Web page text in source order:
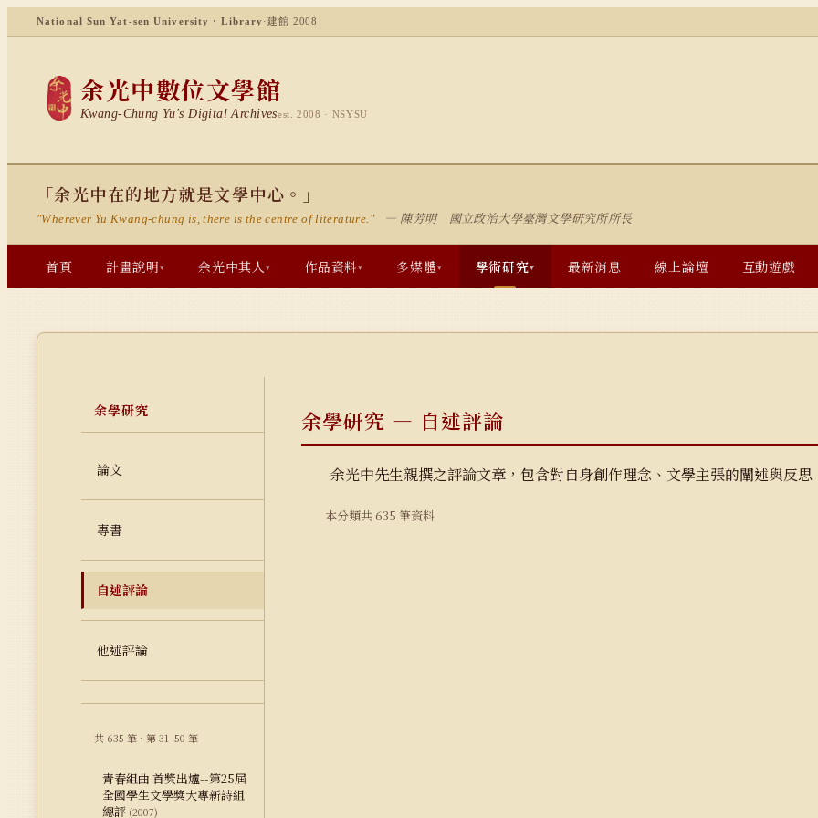
National Sun Yat-sen University · Library ·建館 2008
余光中數位文學館
Kwang-Chung Yu's Digital Archivesest. 2008 · NSYSU
「余光中在的地方就是文學中心。」
"Wherever Yu Kwang-chung is, there is the centre of literature." — 陳芳明 國立政治大學臺灣文學研究所所長
首頁 計畫說明▾ 余光中其人▾ 作品資料▾ 多媒體▾ 學術研究▾ 最新消息 線上論壇 互動遊戲
余學研究
論文
專書
自述評論
他述評論
共 635 筆 · 第 31–50 筆
青春組曲 首獎出爐--第25屆
全國學生文學獎大專新詩組
總評 (2007)
余學研究 — 自述評論
余光中先生親撰之評論文章，包含對自身創作理念、文學主張的闡述與反思
本分類共 635 筆資料